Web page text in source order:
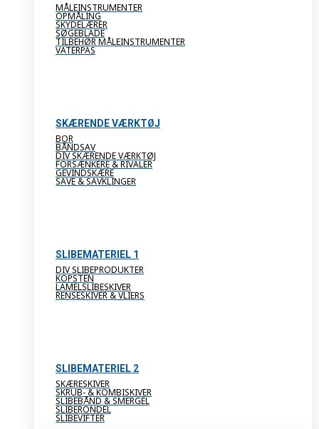
MÅLEINSTRUMENTER
OPMÅLING
SKYDELÆRER
SØGEBLADE
TILBEHØR MÅLEINSTRUMENTER
VATERPAS
SKÆRENDE VÆRKTØJ
BOR
BÅNDSAV
DIV SKÆRENDE VÆRKTØJ
FORSÆNKERE & RIVALER
GEVINDSKÆRE
SAVE & SAVKLINGER
SLIBEMATERIEL 1
DIV SLIBEPRODUKTER
KOPSTEN
LAMELSLIBESKIVER
RENSESKIVER & VLIERS
SLIBEMATERIEL 2
SKÆRESKIVER
SKRUB- & KOMBISKIVER
SLIBEBÅND & SMERGEL
SLIBERONDEL
SLIBEVIFTER